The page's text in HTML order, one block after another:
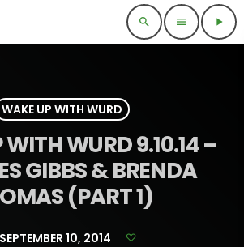
search menu play_arrow
WAKE UP WITH WURD
WURD 9.10.14 –
GIBBS & BRENDA
(PART 1)
SEPTEMBER 10, 2014